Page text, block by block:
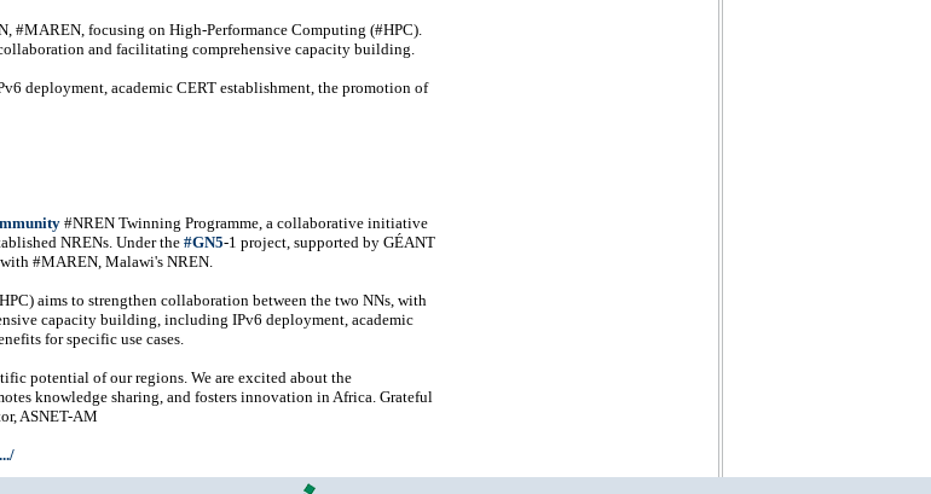
#MAREN, focusing on High-Performance Computing (#HPC).
and facilitating comprehensive capacity building.
deployment, academic CERT establishment, the promotion of
#NREN Twinning Programme, a collaborative initiative
NRENs. Under the #GN5-1 project, supported by GÉANT
#MAREN, Malawi's NREN.
aims to strengthen collaboration between the two NNs, with
capacity building, including IPv6 deployment, academic
for specific use cases.
potential of our regions. We are excited about the
knowledge sharing, and fosters innovation in Africa. Grateful
ASNET-AM